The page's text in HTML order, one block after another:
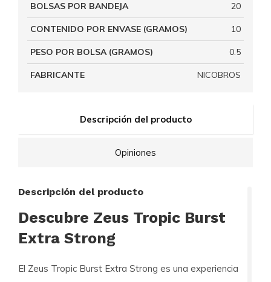
Descripción del producto
Opiniones
Descripción del producto
Descubre Zeus Tropic Burst
Extra Strong
El Zeus Tropic Burst Extra Strong es una experiencia
BOLSAS POR BANDEJA 20
CONTENIDO POR ENVASE (GRAMOS) 10
PESO POR BOLSA (GRAMOS) 0.5
FABRICANTE NICOBROS